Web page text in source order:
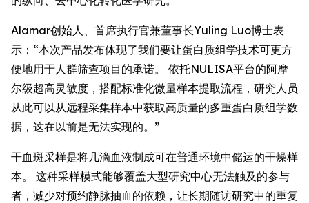
Alamar创始人、首席执行官兼董事长Yuling Luo博士表
示：“本次产品发布体现了我们要让蛋白质组学技术可更方
便地用于人群筛查项目的承诺。 依托NULISA平台的阿摩
尔级超高灵敏度，搭配标准化微量样本提取流程，研究人员
从此可以从远程采集样本中获取高质量的多重蛋白质组学数
据，这在以前是无法实现的。”
干血斑采样是将几滴血液制成可在普通环境中储运的干燥样
本。 这种采样模式能够覆盖大型研究中心无法触及的参与
者，减少对预约静脉抽血的依赖，让长期随访研究中的重复